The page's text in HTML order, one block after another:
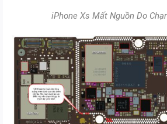
iPhone Xs Mất Nguồn Do